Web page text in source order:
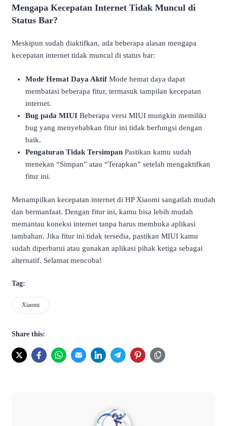
Mengapa Kecepatan Internet Tidak Muncul di
Status Bar?
Meskipun sudah diaktifkan, ada beberapa alasan mengapa
kecepatan internet tidak muncul di status bar:
Mode Hemat Daya AktifMode hemat daya dapat
membatasi beberapa fitur, termasuk tampilan kecepatan
internet.
Bug pada MIUI Beberapa versi MIUI mungkin memiliki
bug yang menyebabkan fitur ini tidak berfungsi dengan
baik.
Pengaturan Tidak Tersimpan Pastikan kamu sudah
menekan “Simpan” atau “Terapkan” setelah mengaktifkan
fitur ini.
Menampilkan kecepatan internet di HP Xiaomi sangatlah mudah
dan bermanfaat. Dengan fitur ini, kamu bisa lebih mudah
memantau koneksi internet tanpa harus membuka aplikasi
tambahan. Jika fitur ini tidak tersedia, pastikan MIUI kamu
sudah diperbarui atau gunakan aplikasi pihak ketiga sebagai
alternatif. Selamat mencoba!
Tag:
Xiaomi
Share this: